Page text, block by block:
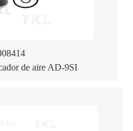
de aire AD-9SI